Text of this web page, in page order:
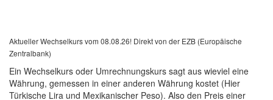
Aktueller Wechselkurs vom 08.08.26! Direkt von der EZB (Europäische
Zentralbank)
Ein Wechselkurs oder Umrechnungskurs sagt aus wieviel eine
Währung, gemessen in einer anderen Währung kostet (Hier
Türkische Lira und Mexikanischer Peso). Also den Preis einer